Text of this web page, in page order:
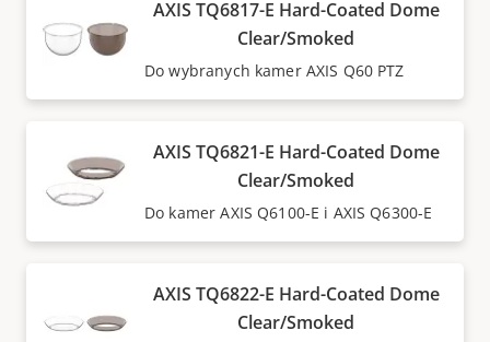
AXIS TQ6817-E Hard-Coated Dome
Clear/Smoked
Do wybranych kamer AXIS Q60 PTZ
AXIS TQ6821-E Hard-Coated Dome
Clear/Smoked
Do kamer AXIS Q6100-E i AXIS Q6300-E
AXIS TQ6822-E Hard-Coated Dome
Clear/Smoked